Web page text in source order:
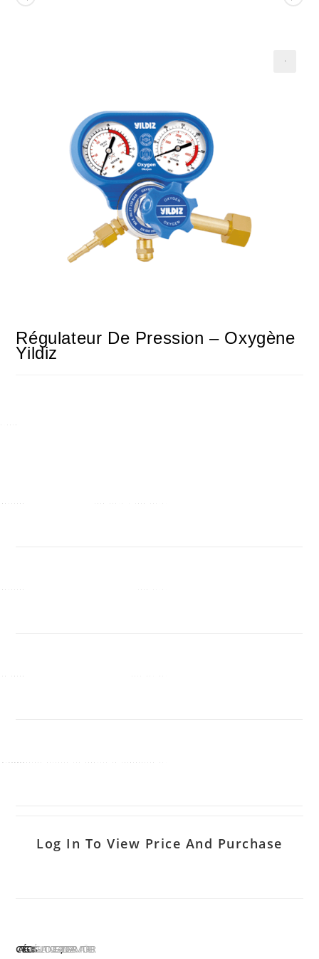
Régulateur De Pression – Oxygène
Yildiz
Log In To View Price And Purchase
CATÉGORIES :RÉGULATION DES GAZYILDIZ GAZ ARMATÜRLERI